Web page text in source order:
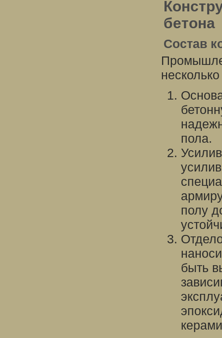
бетона
Состав
пола.
полу
быть